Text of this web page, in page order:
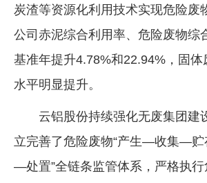
炭渣等资源化利用技术实现危险废
公司赤泥综合利用率、危险废物综
基准年提升4.78%和22.94%，固体
水平明显提升。
云铝股份持续强化无废集团建
立完善了危险废物“产生—收集—
—处置”全链条监管体系，严格执